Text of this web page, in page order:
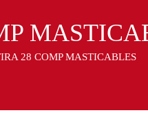
28 COMP MASTICABLES